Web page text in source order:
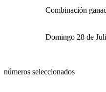
Combinación
Domingo 28 de
números seleccionados